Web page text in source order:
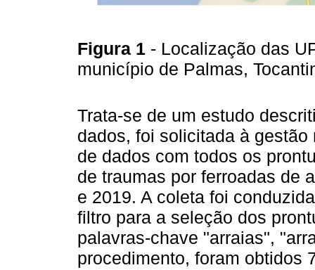
Figura 1 - Localização das
município de Palmas,
Trata-se de um estudo
dados, foi solicitada à
de dados com todos os
de traumas por ferroadas de
e 2019. A coleta foi
filtro para a seleção dos
palavras-chave "arraias",
procedimento, foram obtidos